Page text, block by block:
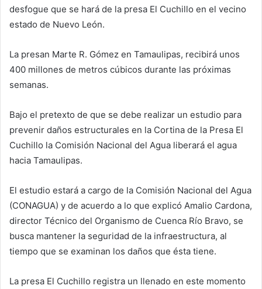
desfogue que se hará de la presa El Cuchillo en el vecino
estado de Nuevo León.
La presan Marte R. Gómez en Tamaulipas, recibirá unos
400 millones de metros cúbicos durante las próximas
semanas.
Bajo el pretexto de que se debe realizar un estudio para
prevenir daños estructurales en la Cortina de la Presa El
Cuchillo la Comisión Nacional del Agua liberará el agua
hacia Tamaulipas.
El estudio estará a cargo de la Comisión Nacional del Agua
(CONAGUA) y de acuerdo a lo que explicó Amalio Cardona,
director Técnico del Organismo de Cuenca Río Bravo, se
busca mantener la seguridad de la infraestructura, al
tiempo que se examinan los daños que ésta tiene.
La presa El Cuchillo registra un llenado en este momento